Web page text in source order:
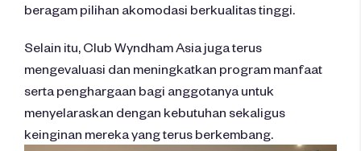
beragam pilihan akomodasi berkualitas tinggi.
Selain itu, Club Wyndham Asia juga terus
mengevaluasi dan meningkatkan program manfaat
serta penghargaan bagi anggotanya untuk
menyelaraskan dengan kebutuhan sekaligus
keinginan mereka yang terus berkembang.